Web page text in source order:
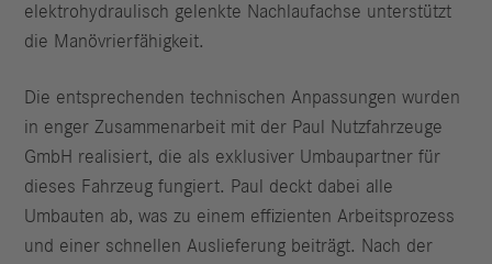
elektrohydraulisch gelenkte Nachlaufachse unterstützt
die Manövrierfähigkeit.
Die entsprechenden technischen Anpassungen wurden
in enger Zusammenarbeit mit der Paul Nutzfahrzeuge
GmbH realisiert, die als exklusiver Umbaupartner für
dieses Fahrzeug fungiert. Paul deckt dabei alle
Umbauten ab, was zu einem effizienten Arbeitsprozess
und einer schnellen Auslieferung beiträgt. Nach der